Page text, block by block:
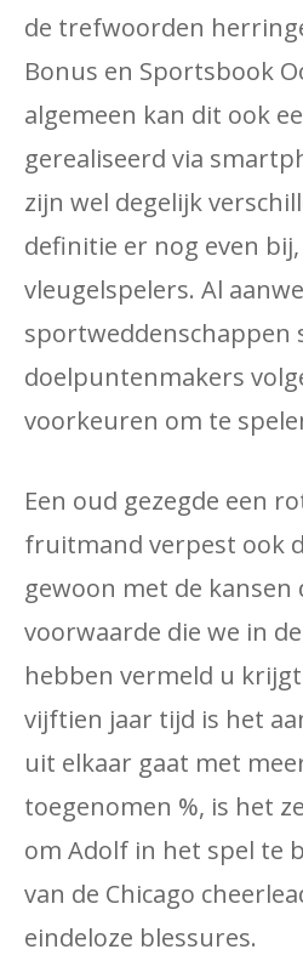
de trefwoorden
Bonus en Sportsbook
algemeen kan dit ook
gerealiseerd via
zijn wel degelijk
definitie er nog even
vleugelspelers. Al
sportweddenschappen
doelpuntenmakers
voorkeuren om te
Een oud gezegde een
fruitmand verpest ook
gewoon met de kansen
voorwaarde die we in
hebben vermeld u
vijftien jaar tijd is het
uit elkaar gaat met
toegenomen %, is het
om Adolf in het spel te
van de Chicago
eindeloze blessures.